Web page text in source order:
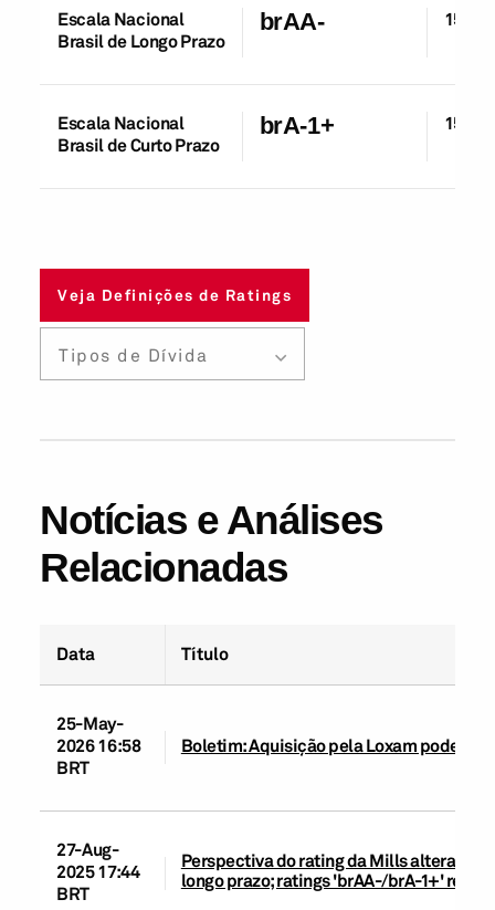
Escala Nacional
Brasil de Longo Prazo
brAA- 15-
Escala Nacional
Brasil de Curto Prazo
brA-1+ 15-
Veja Definições de Ratings
Tipos de Dívida
Notícias e Análises
Relacionadas
Data Título
25-May-
2026 16:58
BRT
Boletim: Aquisição pela Loxam pode
27-Aug-
2025 17:44
BRT
Perspectiva do rating da Mills alterada
longo prazo; ratings 'brAA-/brA-1+'